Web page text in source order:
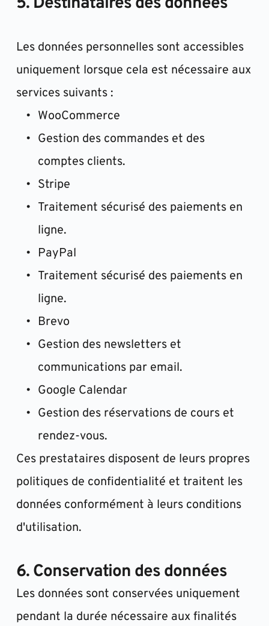
Les données personnelles sont accessibles
uniquement lorsque cela est nécessaire aux
services suivants :
WooCommerce
Gestion des commandes et des
comptes clients.
Stripe
Traitement sécurisé des paiements en
ligne.
PayPal
Traitement sécurisé des paiements en
ligne.
Brevo
Gestion des newsletters et
communications par email.
Google Calendar
Gestion des réservations de cours et
rendez-vous.
Ces prestataires disposent de leurs propres
politiques de confidentialité et traitent les
données conformément à leurs conditions
d'utilisation.
6. Conservation des données
Les données sont conservées uniquement
pendant la durée nécessaire aux finalités